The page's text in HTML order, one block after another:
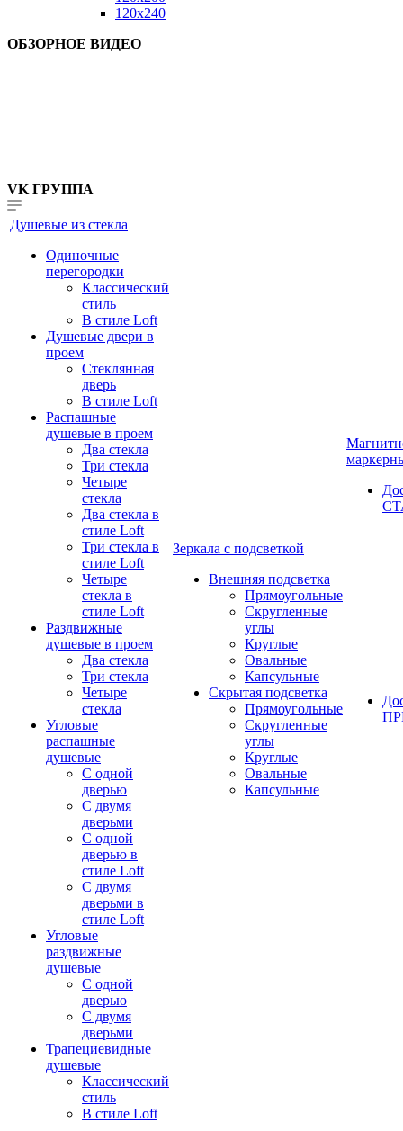
120x240
ОБЗОРНОЕ ВИДЕО
VK ГРУППА
Душевые из стекла
Одиночные
перегородки
Классический
стиль
В стиле Loft
Душевые двери в
проем
Стеклянная
дверь
В стиле Loft
Распашные
душевые в проем
Два стекла
Три стекла
Четыре
стекла
Два стекла в
стиле Loft
Три стекла в
стиле Loft
Четыре
стекла в
стиле Loft
Раздвижные
душевые в проем
Два стекла
Три стекла
Четыре
стекла
Угловые
распашные
душевые
С одной
дверью
С двумя
дверьми
С одной
дверью в
стиле Loft
С двумя
дверьми в
стиле Loft
Угловые
раздвижные
душевые
С одной
дверью
С двумя
дверьми
Трапециевидные
душевые
Классический
стиль
В стиле Loft
Зеркала с подсветкой
Внешняя подсветка
Прямоугольные
Скругленные
углы
Круглые
Овальные
Капсульные
Скрытая подсветка
Прямоугольные
Скругленные
углы
Круглые
Овальные
Капсульные